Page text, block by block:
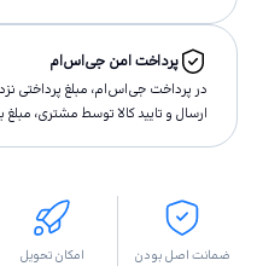
پرداخت امن جی‌اس‌ام
در پرداخت جی‌اس‌ام، مبلغ پرداختى
ارسال و تاييد كالا توسط مشتری،
ضمانت اصل بودن
امکان تحویل